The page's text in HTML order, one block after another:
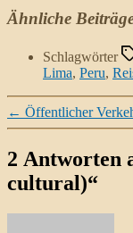
Ähnliche
Schlagwörter
Lima, Peru,
← Öffentlicher
2 Antworten
cultural)“